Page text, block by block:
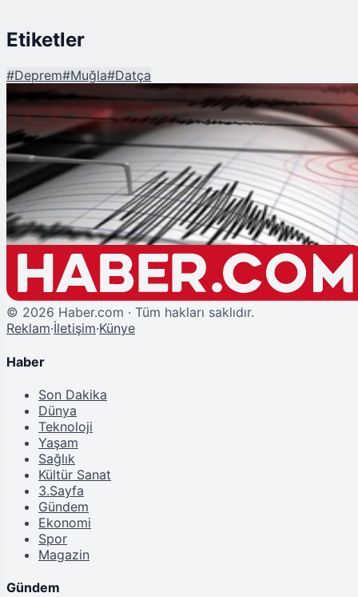
Etiketler
#Deprem#Muğla#Datça
Şu An Okunan
Datça Açıklarında 4.1 Büyüklüğünde Deprem
© 2026 Haber.com · Tüm hakları saklıdır.
Reklam·İletişim·Künye
Haber
Son Dakika
Dünya
Teknoloji
Yaşam
Sağlık
Kültür Sanat
3.Sayfa
Gündem
Ekonomi
Spor
Magazin
Gündem